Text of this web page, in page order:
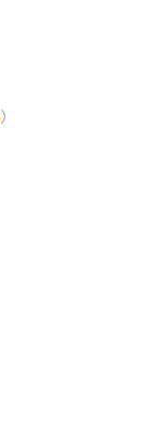
）